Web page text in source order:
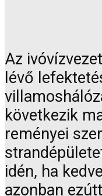
Az
lévő
következik
reményei
idén, ha
azonban